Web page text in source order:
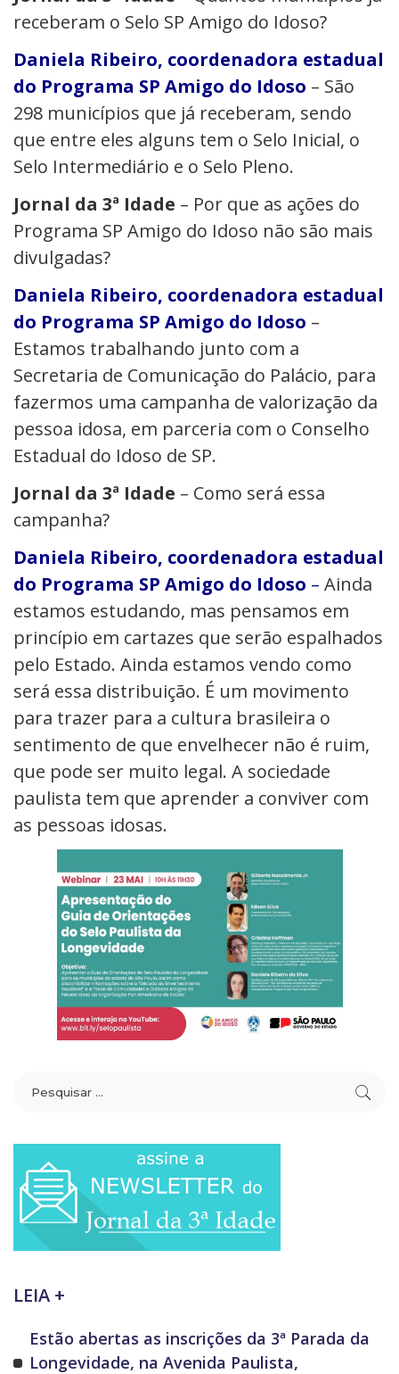
receberam o Selo SP Amigo do Idoso?
Daniela Ribeiro, coordenadora estadual
do Programa SP Amigo do Idoso – São
298 municípios que já receberam, sendo
que entre eles alguns tem o Selo Inicial, o
Selo Intermediário e o Selo Pleno.
Jornal da 3ª Idade – Por que as ações do
Programa SP Amigo do Idoso não são mais
divulgadas?
Daniela Ribeiro, coordenadora estadual
do Programa SP Amigo do Idoso –
Estamos trabalhando junto com a
Secretaria de Comunicação do Palácio, para
fazermos uma campanha de valorização da
pessoa idosa, em parceria com o Conselho
Estadual do Idoso de SP.
Jornal da 3ª Idade – Como será essa
campanha?
Daniela Ribeiro, coordenadora estadual
do Programa SP Amigo do Idoso – Ainda
estamos estudando, mas pensamos em
princípio em cartazes que serão espalhados
pelo Estado. Ainda estamos vendo como
será essa distribuição. É um movimento
para trazer para a cultura brasileira o
sentimento de que envelhecer não é ruim,
que pode ser muito legal. A sociedade
paulista tem que aprender a conviver com
as pessoas idosas.
LEIA +
Estão abertas as inscrições da 3ª Parada da
Longevidade, na Avenida Paulista,